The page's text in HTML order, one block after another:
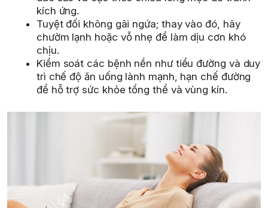
kích ứng.
Tuyệt đối không gãi ngứa; thay vào đó, hãy
chườm lạnh hoặc vỗ nhẹ để làm dịu cơn khó
chịu.
Kiểm soát các bệnh nền như tiểu đường và duy
trì chế độ ăn uống lành mạnh, hạn chế đường
để hỗ trợ sức khỏe tổng thể và vùng kín.